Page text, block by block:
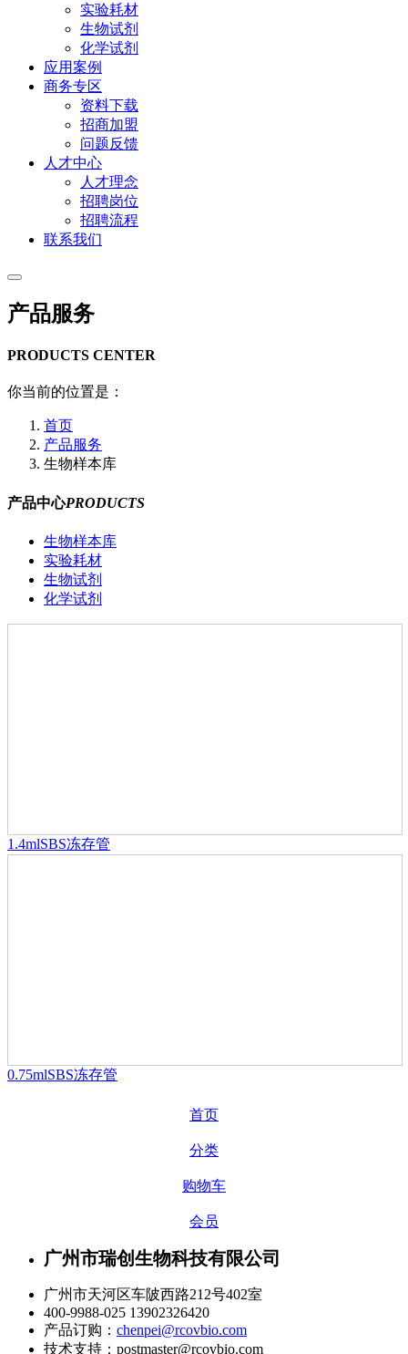
实验耗材
生物试剂
化学试剂
应用案例
商务专区
资料下载
招商加盟
问题反馈
人才中心
人才理念
招聘岗位
招聘流程
联系我们
产品服务
PRODUCTS CENTER
你当前的位置是：
首页
产品服务
生物样本库
产品中心PRODUCTS
生物样本库
实验耗材
生物试剂
化学试剂
1.4mlSBS冻存管
0.75mlSBS冻存管
首页
分类
购物车
会员
广州市瑞创生物科技有限公司
广州市天河区车陂西路212号402室
400-9988-025 13902326420
产品订购： chenpei@rcovbio.com
技术支持：postmaster@rcovbio.com